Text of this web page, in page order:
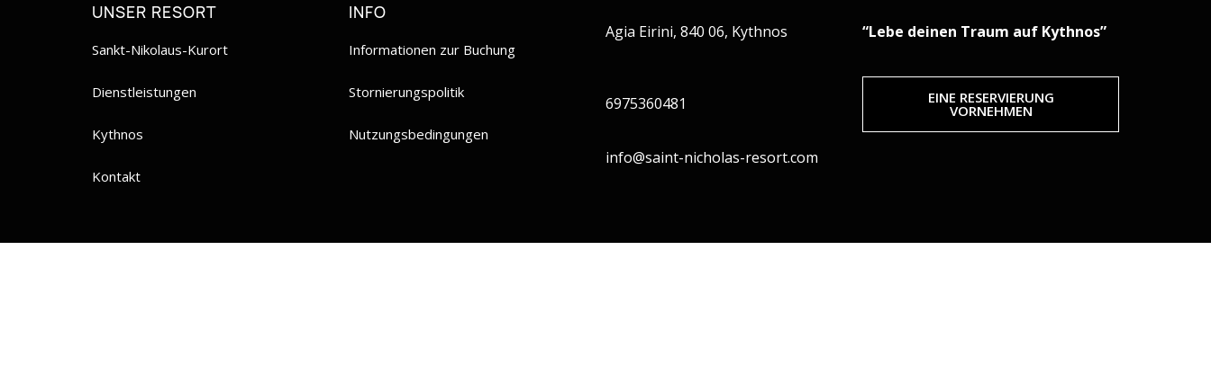
UNSER RESORT
Sankt-Nikolaus-Kurort
Dienstleistungen
Kythnos
Kontakt
INFO
Informationen zur Buchung
Stornierungspolitik
Nutzungsbedingungen
Agia Eirini, 840 06, Kythnos
6975360481
info@saint-nicholas-resort.com
“Lebe deinen Traum auf Kythnos”
EINE RESERVIERUNG
VORNEHMEN